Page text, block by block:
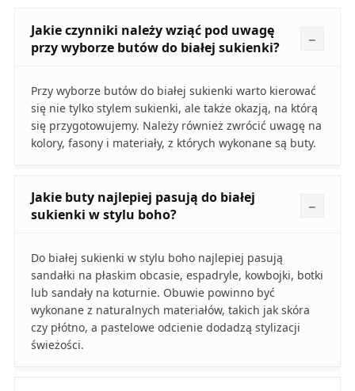
Jakie czynniki należy wziąć pod uwagę
przy wyborze butów do białej sukienki?
Przy wyborze butów do białej sukienki warto kierować
się nie tylko stylem sukienki, ale także okazją, na którą
się przygotowujemy. Należy również zwrócić uwagę na
kolory, fasony i materiały, z których wykonane są buty.
Jakie buty najlepiej pasują do białej
sukienki w stylu boho?
Do białej sukienki w stylu boho najlepiej pasują
sandałki na płaskim obcasie, espadryle, kowbojki, botki
lub sandały na koturnie. Obuwie powinno być
wykonane z naturalnych materiałów, takich jak skóra
czy płótno, a pastelowe odcienie dodadzą stylizacji
świeżości.